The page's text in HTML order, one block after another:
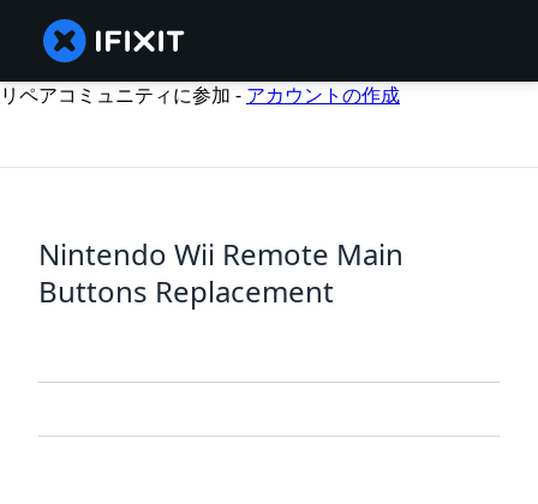
リペアコミュニティに参加 - アカウントの作成
Nintendo Wii Remote Main
Buttons Replacement